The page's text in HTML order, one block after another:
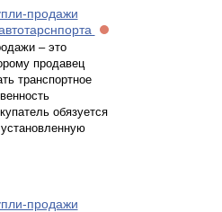
продажи
– это
продавец
транспортное
обязуется
продажи